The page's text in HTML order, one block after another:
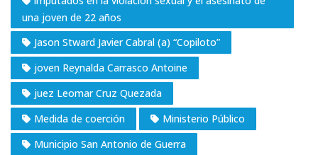
una joven de 22 años
Jason Stward Javier Cabral (a) “Copiloto”
joven Reynalda Carrasco Antoine
juez Leomar Cruz Quezada
Medida de coerción
Ministerio Público
Municipio San Antonio de Guerra